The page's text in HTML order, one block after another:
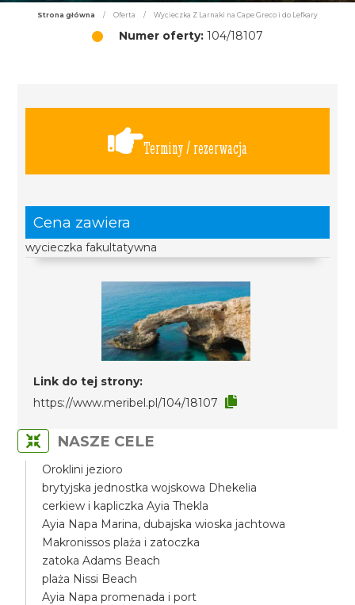
Strona główna / Oferta / Wycieczka Z Larnaki na Cape Greco i do Lefkary
Numer oferty: 104/18107
Terminy / rezerwacja
Cena zawiera
wycieczka fakultatywna
Link do tej strony:
https://www.meribel.pl/104/18107
NASZE CELE
Oroklini jezioro
brytyjska jednostka wojskowa Dhekelia
cerkiew i kapliczka Ayia Thekla
Ayia Napa Marina, dubajska wioska jachtowa
Makronissos plaża i zatoczka
zatoka Adams Beach
plaża Nissi Beach
Ayia Napa promenada i port